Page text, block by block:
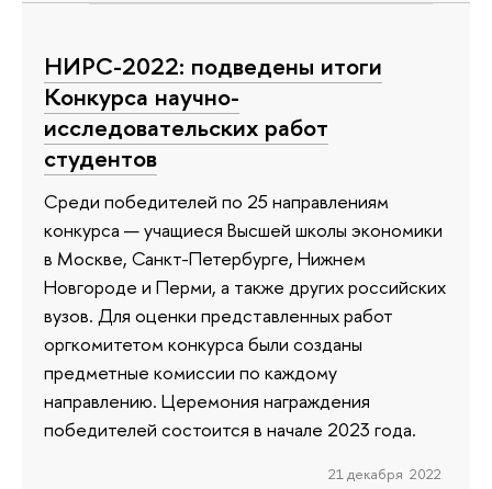
НИРС-2022: подведены итоги
Конкурса научно-
исследовательских работ
студентов
Среди победителей по 25 направлениям
конкурса — учащиеся Высшей школы экономики
в Москве, Санкт-Петербурге, Нижнем
Новгороде и Перми, а также других российских
вузов. Для оценки представленных работ
оргкомитетом конкурса были созданы
предметные комиссии по каждому
направлению. Церемония награждения
победителей состоится в начале 2023 года.
21 декабря 2022